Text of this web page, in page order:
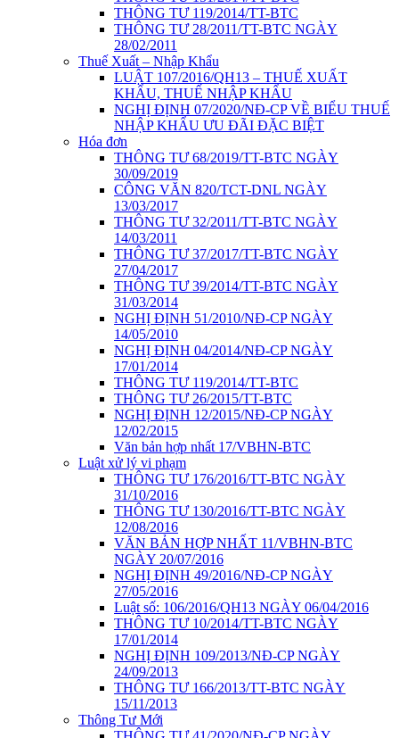
THÔNG TƯ 119/2014/TT-BTC
THÔNG TƯ 28/2011/TT-BTC NGÀY
28/02/2011
Thuế Xuất – Nhập Khẩu
LUẬT 107/2016/QH13 – THUẾ XUẤT
KHẨU, THUẾ NHẬP KHẨU
NGHỊ ĐỊNH 07/2020/NĐ-CP VỀ BIỂU THUẾ
NHẬP KHẨU ƯU ĐÃI ĐẶC BIỆT
Hóa đơn
THÔNG TƯ 68/2019/TT-BTC NGÀY
30/09/2019
CÔNG VĂN 820/TCT-DNL NGÀY
13/03/2017
THÔNG TƯ 32/2011/TT-BTC NGÀY
14/03/2011
THÔNG TƯ 37/2017/TT-BTC NGÀY
27/04/2017
THÔNG TƯ 39/2014/TT-BTC NGÀY
31/03/2014
NGHỊ ĐỊNH 51/2010/NĐ-CP NGÀY
14/05/2010
NGHỊ ĐỊNH 04/2014/NĐ-CP NGÀY
17/01/2014
THÔNG TƯ 119/2014/TT-BTC
THÔNG TƯ 26/2015/TT-BTC
NGHỊ ĐỊNH 12/2015/NĐ-CP NGÀY
12/02/2015
Văn bản hợp nhất 17/VBHN-BTC
Luật xử lý vi phạm
THÔNG TƯ 176/2016/TT-BTC NGÀY
31/10/2016
THÔNG TƯ 130/2016/TT-BTC NGÀY
12/08/2016
VĂN BẢN HỢP NHẤT 11/VBHN-BTC
NGÀY 20/07/2016
NGHỊ ĐỊNH 49/2016/NĐ-CP NGÀY
27/05/2016
Luật số: 106/2016/QH13 NGÀY 06/04/2016
THÔNG TƯ 10/2014/TT-BTC NGÀY
17/01/2014
NGHỊ ĐỊNH 109/2013/NĐ-CP NGÀY
24/09/2013
THÔNG TƯ 166/2013/TT-BTC NGÀY
15/11/2013
Thông Tư Mới